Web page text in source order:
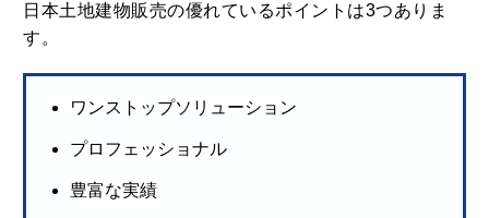
日本土地建物販売の優れているポイントは3つありま
す。
ワンストップソリューション
プロフェッショナル
豊富な実績